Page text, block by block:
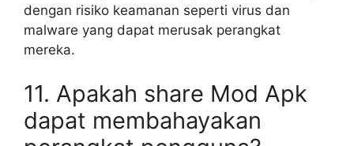
dengan risiko keamanan seperti virus dan
malware yang dapat merusak perangkat
mereka.
11. Apakah share Mod Apk
dapat membahayakan